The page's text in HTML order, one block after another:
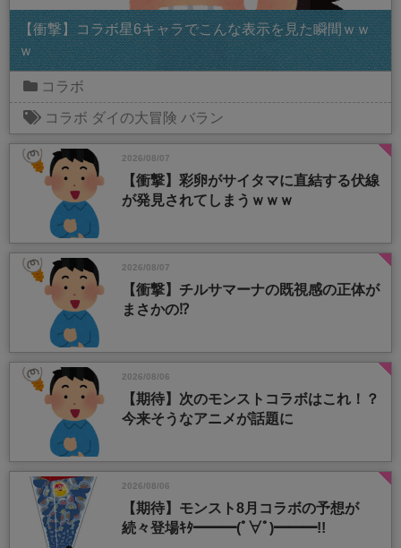
【衝撃】コラボ星6キャラでこんな表示を見た瞬間ｗｗ
ｗ
コラボ
コラボ ダイの大冒険 バラン
2026/08/07
【衝撃】彩卵がサイタマに直結する伏線
が発見されてしまうｗｗｗ
2026/08/07
【衝撃】チルサマーナの既視感の正体が
まさかの⁉️
2026/08/06
【期待】次のモンストコラボはこれ！？
今来そうなアニメが話題に
2026/08/06
【期待】モンスト8月コラボの予想が
続々登場ｷﾀ━━━(ﾟ∀ﾟ)━━━!!